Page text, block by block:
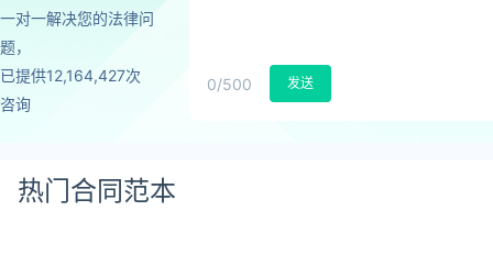
一对一解决您的法律问
题，
已提供12,164,427次
咨询
0/500 发送
热门合同范本